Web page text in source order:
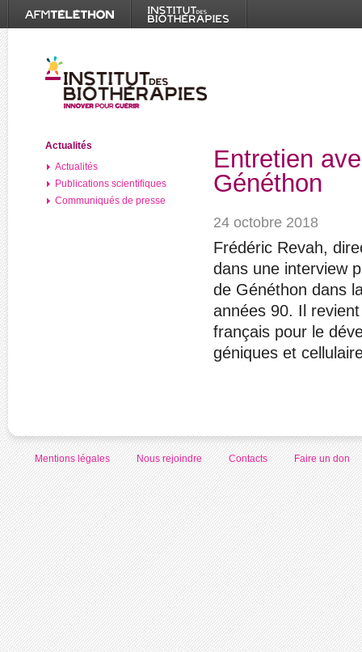
Actualités
Actualités
Publications scientifiques
Communiqués de presse
Entretien
Généthon
24 octobre 2018
Frédéric Revah,
dans une interview
de Généthon dans
années 90. Il
français pour le
géniques et
Mentions légales Nous rejoindre Contacts Faire un don